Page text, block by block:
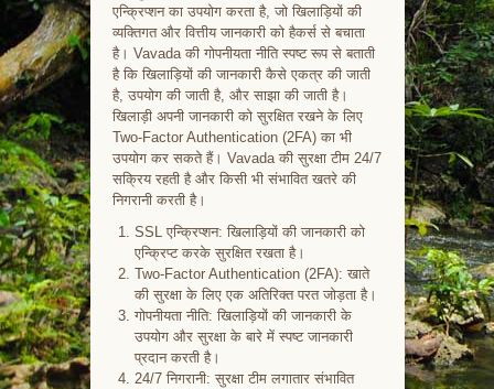
एन्क्रिप्शन का उपयोग करता है, जो खिलाड़ियों की
व्यक्तिगत और वित्तीय जानकारी को हैकर्स से बचाता
है। Vavada की गोपनीयता नीति स्पष्ट रूप से बताती
है कि खिलाड़ियों की जानकारी कैसे एकत्र की जाती
है, उपयोग की जाती है, और साझा की जाती है।
खिलाड़ी अपनी जानकारी को सुरक्षित रखने के लिए
Two-Factor Authentication (2FA) का भी
उपयोग कर सकते हैं। Vavada की सुरक्षा टीम 24/7
सक्रिय रहती है और किसी भी संभावित खतरे की
निगरानी करती है।
SSL एन्क्रिप्शन: खिलाड़ियों की जानकारी को
एन्क्रिप्ट करके सुरक्षित रखता है।
Two-Factor Authentication (2FA): खाते
की सुरक्षा के लिए एक अतिरिक्त परत जोड़ता है।
गोपनीयता नीति: खिलाड़ियों की जानकारी के
उपयोग और सुरक्षा के बारे में स्पष्ट जानकारी
प्रदान करती है।
24/7 निगरानी: सुरक्षा टीम लगातार संभावित